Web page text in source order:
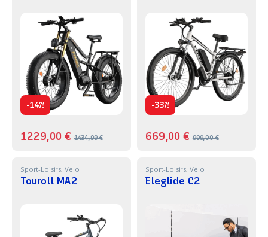
-14%
1229,00 € 1434,99€
-33%
669,00€ 999,00€
Sport-Loisirs, Velo
Touroll MA2
Sport-Loisirs, Velo
Eleglide C2